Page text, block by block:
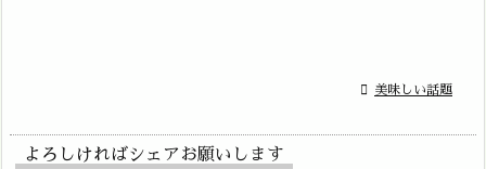
 美味しい話題
よろしければシェアお願いします